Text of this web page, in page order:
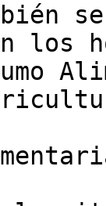
los